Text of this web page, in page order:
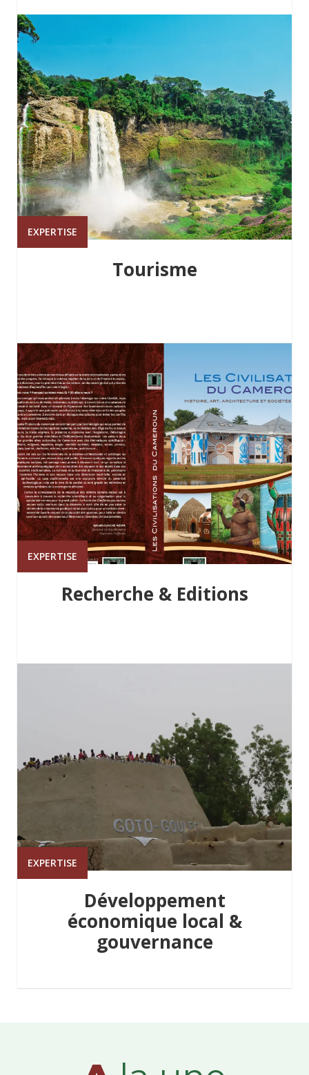
EXPERTISE
Tourisme
EXPERTISE
Recherche & Editions
EXPERTISE
Développement
économique local &
gouvernance